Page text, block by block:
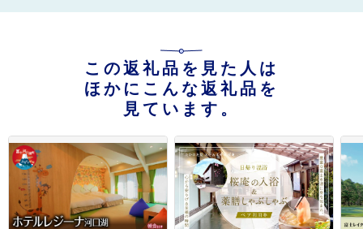
この返礼品を見た人は
ほかにこんな返礼品を
見ています。